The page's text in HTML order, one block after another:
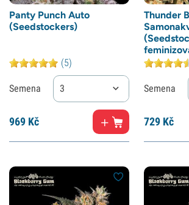
Panty Punch Auto
(Seedstockers)
(5)
Semena 3
969 Kč
Thunder
Semena
729 Kč